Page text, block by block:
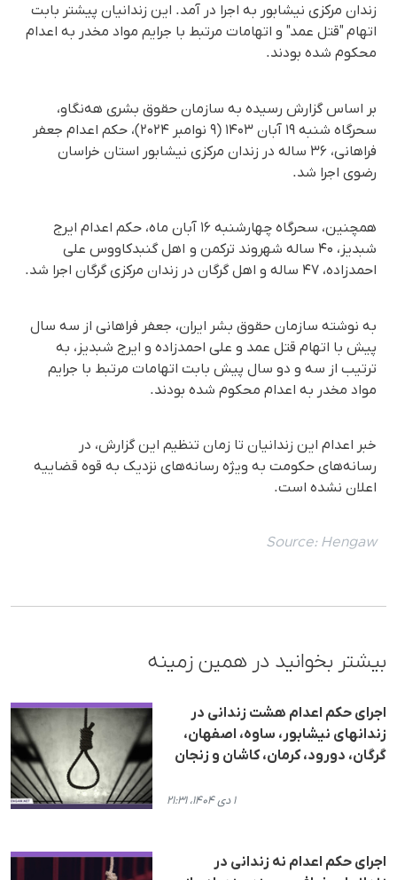
زندان مرکزی نیشابور به اجرا در آمد. این زندانیان پیشتر بابت
اتهام "قتل عمد" و اتهامات مرتبط با جرایم مواد مخدر به اعدام
محکوم شده بودند.
بر اساس گزارش رسیده به سازمان حقوق بشری هه‌نگاو،
سحرگاه شنبه ١٩ آبان ۱۴۰۳ (٩ نوامبر ۲۰۲۴)، حکم اعدام جعفر
فراهانی، ۳۶ ساله در زندان مرکزی نیشابور استان خراسان
رضوی اجرا شد.
همچنین، سحرگاه چهارشنبه ۱۶ آبان ماه، حکم اعدام ایرج
شبدیز، ۴۰ ساله شهروند ترکمن و اهل گنبدکاووس علی
احمدزاده، ۴۷ ساله و اهل گرگان در زندان مرکزی گرگان اجرا شد.
به نوشته سازمان حقوق بشر ایران، جعفر فراهانی از سه سال
پیش با اتهام قتل عمد و علی احمدزاده و ایرج شبدیز، به
ترتیب از سه و دو سال پیش بابت اتهامات مرتبط با جرایم
مواد مخدر به اعدام محکوم شده بودند.
خبر اعدام این زندانیان تا زمان تنظیم این گزارش، در
رسانه‌های حکومت به ویژه رسانه‌های نزدیک به قوه قضاییه
اعلان نشده است.
Source: Hengaw
بیشتر بخوانید در همین زمینه
اجرای حکم اعدام هشت زندانی در
زندانهای نیشابور، ساوە، اصفهان،
گرگان، دورود، کرمان، کاشان و زنجان
۱ دی ۱۴۰۴، ۲۱:۳۱
اجرای حکم اعدام نە زندانی در